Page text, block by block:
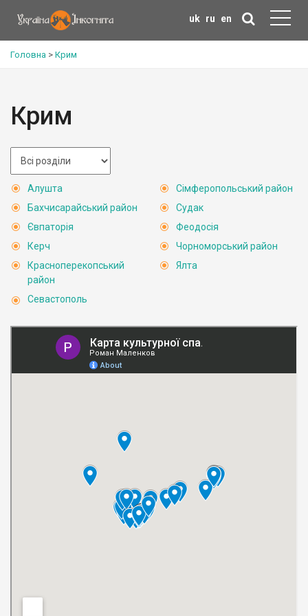
uk ru en
Головна > Крим
Крим
Алушта
Бахчисарайський район
Євпаторія
Керч
Красноперекопський
район
Севастополь
Сімферопольський район
Судак
Феодосія
Чорноморський район
Ялта